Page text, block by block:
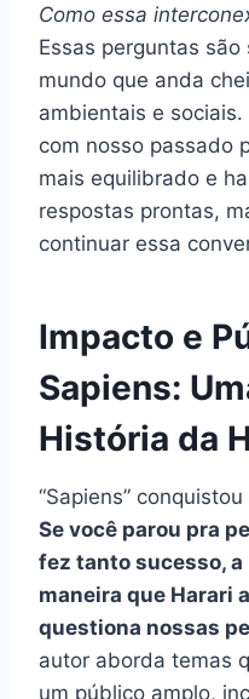
Como essa
Essas perguntas
mundo que anda
ambientais e
com nosso passado
mais equilibrado e
respostas prontas,
continuar essa
Impacto e
Sapiens:
História da
“Sapiens”
Se você parou pra
fez tanto sucesso,
maneira que Harari
questiona nossas
autor aborda temas
um público amplo,